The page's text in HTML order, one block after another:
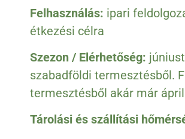
Felhasználás: ipari
étkezési célra
Szezon / Elérhetőség:
szabadföldi termesztésből.
termesztésből akár már
Tárolási és szállítási